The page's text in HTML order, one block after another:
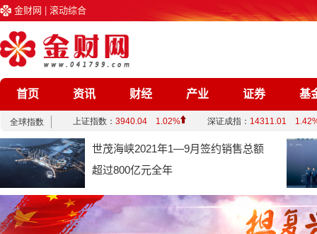
金财网 滚动综合
首页 资讯 财经 产业 证券 基
企业 文化 娱乐
综合
世茂海峡2021年1—9月签约销售总额
超过800亿元全年